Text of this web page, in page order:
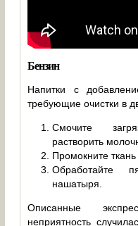
Бензин
Напитки с
требующие очистки в
Смочите
растворить
Промокните ткань
Обработайте
нашатыря.
Описанные
неприятность